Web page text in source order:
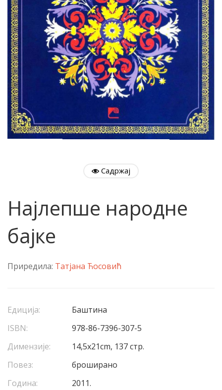
Садржај
Најлепше народне
бајке
Приредила: Татјана Ћосовић
Едиција:
Баштина
ISBN:
978-86-7396-307-5
Димензије:
14,5х21cm, 137 стр.
Повез:
броширано
Година:
2011.